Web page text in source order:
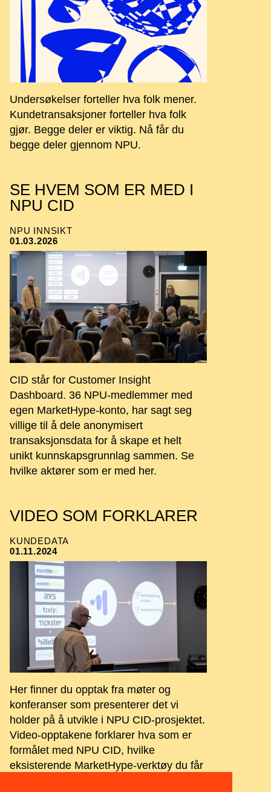
Undersøkelser forteller hva folk mener.
Kundetransaksjoner forteller hva folk
gjør. Begge deler er viktig. Nå får du
begge deler gjennom NPU.
SE HVEM SOM ER MED I
NPU CID
NPU INNSIKT
01.03.2026
CID står for Customer Insight
Dashboard. 36 NPU-medlemmer med
egen MarketHype-konto, har sagt seg
villige til å dele anonymisert
transaksjonsdata for å skape et helt
unikt kunnskapsgrunnlag sammen. Se
hvilke aktører som er med her.
VIDEO SOM FORKLARER
KUNDEDATA
01.11.2024
Her finner du opptak fra møter og
konferanser som presenterer det vi
holder på å utvikle i NPU CID-prosjektet.
Video-opptakene forklarer hva som er
formålet med NPU CID, hvilke
eksisterende MarketHype-verktøy du får